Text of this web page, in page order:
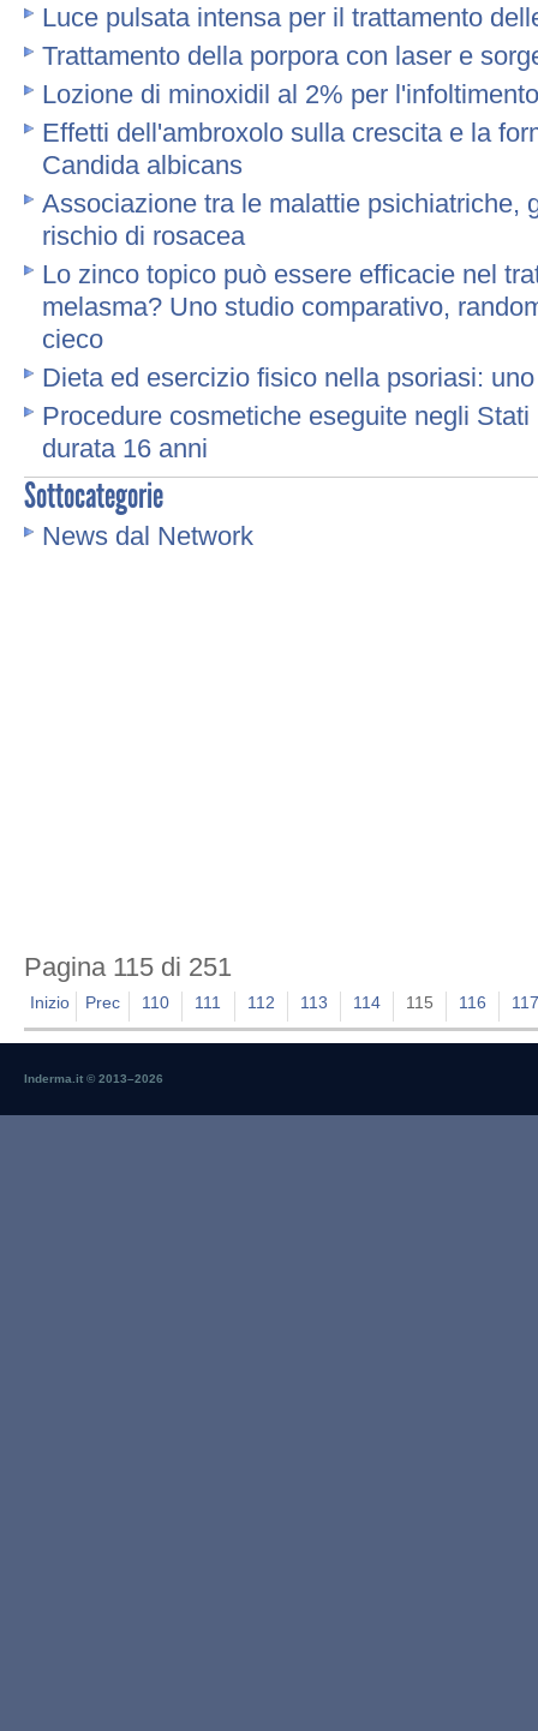
Luce pulsata intensa per il trattamento
Trattamento della porpora con laser e
Lozione di minoxidil al 2% per
Effetti dell'ambroxolo sulla crescita e la
Candida albicans
Associazione tra le malattie psichiatriche,
rischio di rosacea
Lo zinco topico può essere efficacie nel
melasma? Uno studio comparativo,
cieco
Dieta ed esercizio fisico nella psoriasi:
Procedure cosmetiche eseguite negli
durata 16 anni
Sottocategorie
News dal Network
Pagina 115 di 251
Inizio Prec 110 111 112 113 114 115 116 117
Inderma.it © 2013–2026